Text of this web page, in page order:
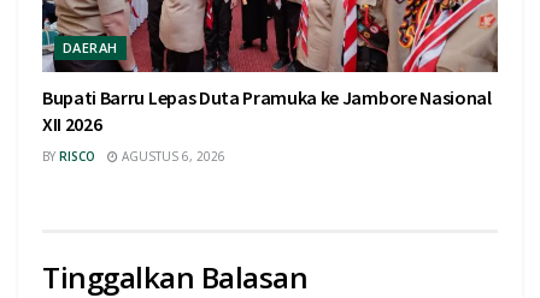
DAERAH
Bupati Barru Lepas Duta Pramuka ke Jambore Nasional
XII 2026
BY RISCO AGUSTUS 6, 2026
Tinggalkan Balasan